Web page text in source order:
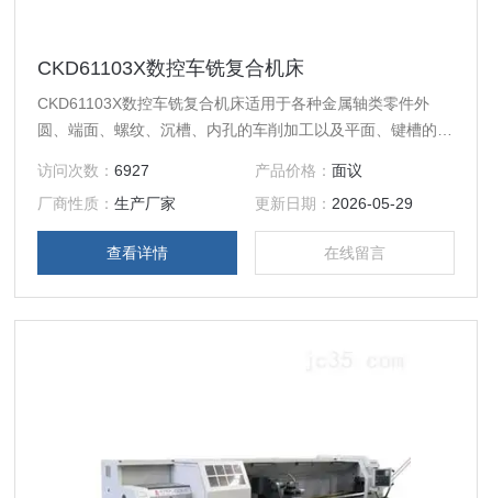
CKD61103X数控车铣复合机床
CKD61103X数控车铣复合机床适用于各种金属轴类零件外
圆、端面、螺纹、沉槽、内孔的车削加工以及平面、键槽的铣
效率的粗加工又能高质量的精加工。尤其适用于形状复杂且加
工精度要求较高的零件。
访问次数：6927 产品价格： 面议
厂商性质：生产厂家 更新日期： 2026-05-29
查看详情 在线留言